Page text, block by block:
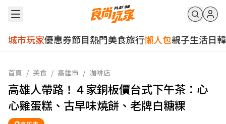
城市玩家優惠券節目熱門美食旅行懶人包親子生活日韓
首頁 / 美食 / 高雄市 / 咖啡店
高雄人帶路！４家銅板價台式下午茶：心
心雞蛋糕、古早味燒餅、老牌白糖粿